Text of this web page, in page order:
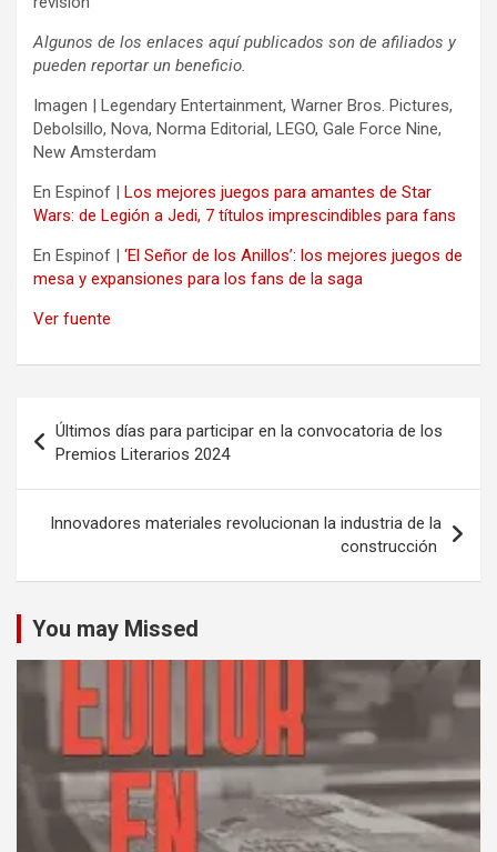
Algunos de los enlaces aquí publicados son de afiliados y
pueden reportar un beneficio.
Imagen | Legendary Entertainment, Warner Bros. Pictures,
Debolsillo, Nova, Norma Editorial, LEGO, Gale Force Nine,
New Amsterdam
En Espinof | Los mejores juegos para amantes de Star
Wars: de Legión a Jedi, 7 títulos imprescindibles para fans
En Espinof | ‘El Señor de los Anillos’: los mejores juegos de
mesa y expansiones para los fans de la saga
Ver fuente
Navegación
de
entradas
Últimos días para participar en la convocatoria de los
Premios Literarios 2024
Innovadores materiales revolucionan la industria de la
construcción
You may Missed